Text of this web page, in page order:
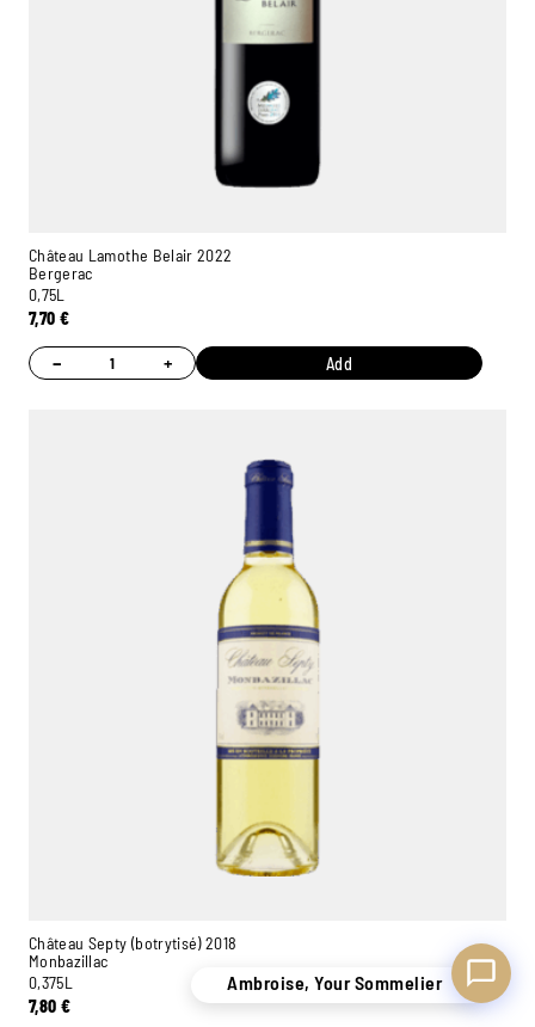
Château Lamothe Belair 2022
Bergerac
0,75L
7,70 €
− + Add
Château Septy (botrytisé) 2018
Monbazillac
0,375L
7,80 €
Ambroise, Your Sommelier
Ambroise, Your Sommelier
Available to guide you